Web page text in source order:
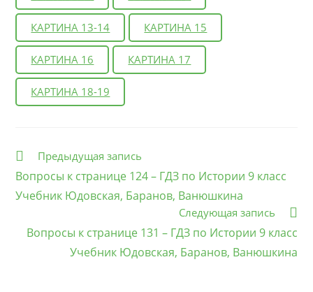
КАРТИНА 13-14 КАРТИНА 15
КАРТИНА 16 КАРТИНА 17
КАРТИНА 18-19
Еще
Предыдущая запись
Вопросы к странице 124 – ГДЗ по Истории 9 класс
Учебник Юдовская, Баранов, Ванюшкина
Следующая запись
Вопросы к странице 131 – ГДЗ по Истории 9 класс
Учебник Юдовская, Баранов, Ванюшкина